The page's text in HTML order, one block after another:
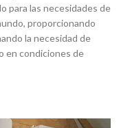
para las necesidades de
proporcionando
la necesidad de
en condiciones de